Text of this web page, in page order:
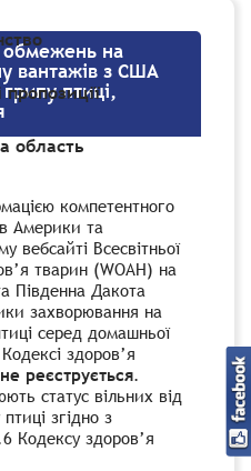
область
на
вантажів з США
птиці,
компетентного
Америки та
вебсайті Всесвітньої
тварин (WOAH) на
Південна Дакота
захворювання на
серед домашньої
здоров’я
не реєструється.
статус вільних від
згідно з
Кодексу здоров’я